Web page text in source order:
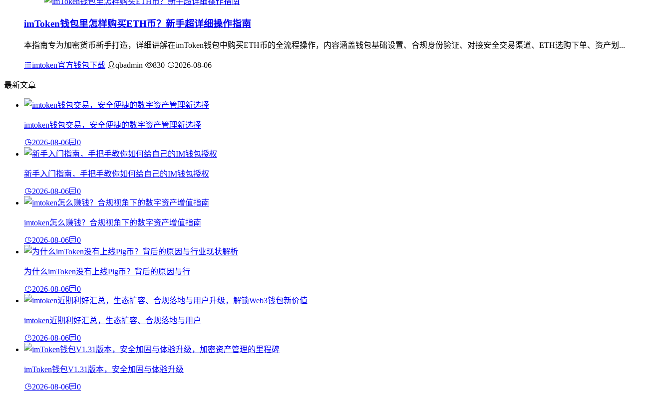
imToken钱包里怎样购买ETH币？新手超详细操作指南
本指南专为加密货币新手打造，详细讲解在imToken钱包中购买ETH币的全流程操作，内容涵盖钱包基础设置、合规身份验证、对接安全交易渠道、ETH选购下单、资产划...
imtoken官方钱包下载 qbadmin 830 2026-08-06
最新文章
imtoken钱包交易，安全便捷的数字资产管理新选择
2026-08-06 0
新手入门指南，手把手教你如何给自己的IM钱包授权
2026-08-06 0
imtoken怎么赚钱？合规视角下的数字资产增值指南
2026-08-06 0
为什么imToken没有上线Pig币？背后的原因与行
2026-08-06 0
imtoken近期利好汇总，生态扩容、合规落地与用户
2026-08-06 0
imToken钱包V1.31版本，安全加固与体验升级
2026-08-06 0